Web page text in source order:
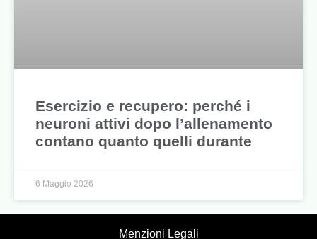
Esercizio e recupero: perché i
neuroni attivi dopo l’allenamento
contano quanto quelli durante
6 Maggio 2026
Menzioni Legali